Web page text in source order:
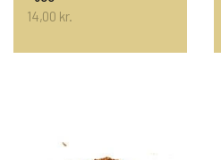
14,00 kr.